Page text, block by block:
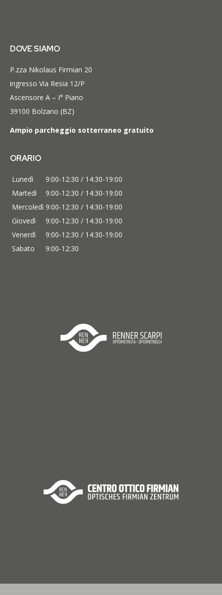
DOVE SIAMO
P.zza Nikolaus Firmian 20
ingresso Via Resia 12/P
Ascensore A – I° Piano
39100 Bolzano (BZ)
Ampio parcheggio sotterraneo gratuito
ORARIO
Lunedì
9:00-12:30 / 14:30-19:00
Martedì
9:00-12:30 / 14:30-19:00
Mercoledì 9:00-12:30 / 14:30-19:00
Giovedì
9:00-12:30 / 14:30-19:00
Venerdì
9:00-12:30 / 14:30-19:00
Sabato
9:00-12:30